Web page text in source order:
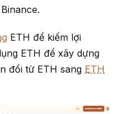
ETH để kiếm lợi
ETH để xây dựng
đổi từ ETH sang ETH